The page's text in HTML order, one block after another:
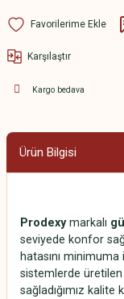
Karşılaştır
Kargo bedava
Ürün Bilgisi
Prodexymarkalı
seviyede konfor
hatasını
sistemlerde üretilen
sağladığımız